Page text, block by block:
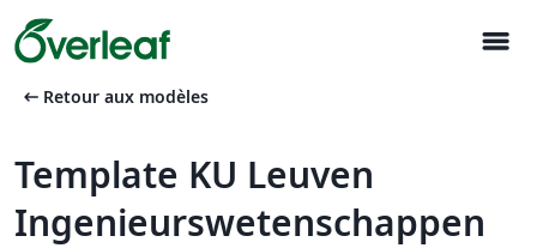
menu
arrow_left_alt Retour aux modèles
Template KU Leuven
Ingenieurswetenschappen